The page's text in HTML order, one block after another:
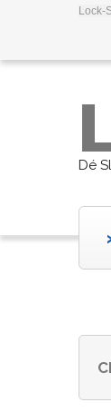
Lock-
Dé